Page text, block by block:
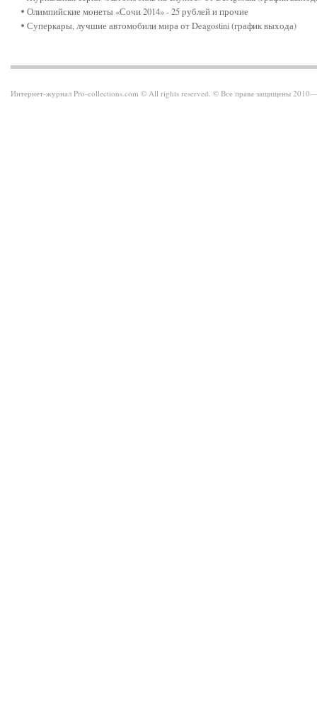
Олимпийские монеты «Сочи 2014» - 25 рублей и прочие
Суперкары, лучшие автомобили мира от Deagostini (график выхода)
Интернет-журнал Pro-collections.com © All rights reserved. © Все права защищены